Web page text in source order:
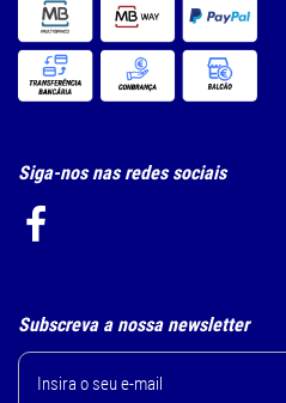
Siga-nos nas redes sociais
Subscreva a nossa newsletter